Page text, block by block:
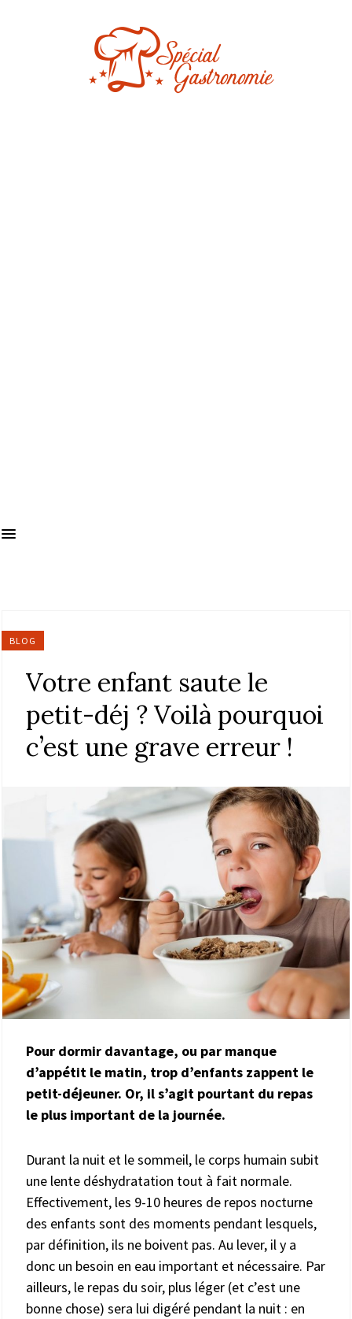
BLOG
Votre enfant saute le
petit-déj ? Voilà pourquoi
c’est une grave erreur !
Pour dormir davantage, ou par manque
d’appétit le matin, trop d’enfants zappent le
petit-déjeuner. Or, il s’agit pourtant du repas
le plus important de la journée.
Durant la nuit et le sommeil, le corps humain subit
une lente déshydratation tout à fait normale.
Effectivement, les 9-10 heures de repos nocturne
des enfants sont des moments pendant lesquels,
par définition, ils ne boivent pas. Au lever, il y a
donc un besoin en eau important et nécessaire. Par
ailleurs, le repas du soir, plus léger (et c’est une
bonne chose) sera lui digéré pendant la nuit : en